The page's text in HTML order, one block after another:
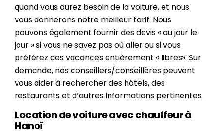
quand vous aurez besoin de la voiture, et nous
vous donnerons notre meilleur tarif. Nous
pouvons également fournir des devis « au jour le
jour » si vous ne savez pas où aller ou si vous
préférez des vacances entièrement « libres». Sur
demande, nos conseillers/conseillères peuvent
vous aider à rechercher des hôtels, des
restaurants et d’autres informations pertinentes.
Location de voiture avec chauffeur à
Hanoï